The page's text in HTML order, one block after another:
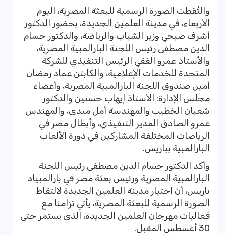
والتُقطت الصورة الرسمية للبعثة المصرية، اليوم
الأربعاء، في مدينة العلمين الجديدة، بحضور الدكتور
أشرف صبحي وزير الشباب والرياضة، والدكتور حسام
الدين مصطفى رئيس اللجنة البارالمبية المصرية،
والأستاذ عمرو الفقي الرئيس التنفيذي للشركة
المتحدة للخدمات الإعلامية، والكابتن عماد رمضان
أمين صندوق اللجنة البارالمبية المصرية، وأعضاء
مجلس الإدارة: الأستاذ إيهاب حسنين والدكتور
شعبان الخطيب والمهندسة أمل مبدى، والمهندس
عمرو الصادق المدير التنفيذي، وأبطال مصر في
الرياضات المختلفة المشاركين في دورة الألعاب
البارالمبية بباريس.
وأكد الدكتور حسام الدين مصطفى رئيس اللجنة
البارالمبية المصرية ورئيس بعثة مصر في بارالمبياد
باريس، أن اختيار مدينة العلمين الجديدة لالتقاط
الصورة الرسمية للبعثة المصرية، يأتي تزامنا مع
فعاليات مهرجان العلمين الجديدة، الذى يستمر حتى
30 أغسطس المقبل.